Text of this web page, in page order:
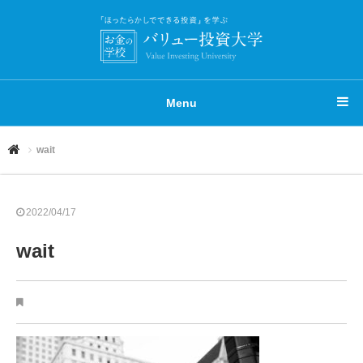
Menu
wait
2022/04/17
wait